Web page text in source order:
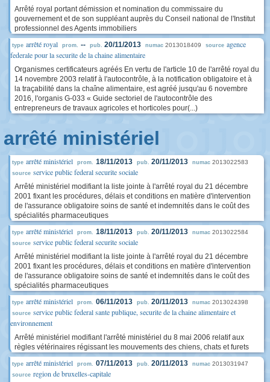
Arrêté royal portant démission et nomination du commissaire du
gouvernement et de son suppléant auprès du Conseil national de l'Institut
professionnel des Agents immobiliers
type arrêté royal prom. -- pub. 20/11/2013 numac 2013018409 source agence
federale pour la securite de la chaine alimentaire
Organismes certificateurs agréés En vertu de l'article 10 de l'arrêté royal du
14 novembre 2003 relatif à l'autocontrôle, à la notification obligatoire et à
la traçabilité dans la chaîne alimentaire, est agréé jusqu'au 6 novembre
2016, l'organis G-033 « Guide sectoriel de l'autocontrôle des
entrepreneurs de travaux agricoles et horticoles pour(...)
arrêté ministériel
type arrêté ministériel prom. 18/11/2013 pub. 20/11/2013 numac 2013022583
source service public federal securite sociale
Arrêté ministériel modifiant la liste jointe à l'arrêté royal du 21 décembre
2001 fixant les procédures, délais et conditions en matière d'intervention
de l'assurance obligatoire soins de santé et indemnités dans le coût des
spécialités pharmaceutiques
type arrêté ministériel prom. 18/11/2013 pub. 20/11/2013 numac 2013022584
source service public federal securite sociale
Arrêté ministériel modifiant la liste jointe à l'arrêté royal du 21 décembre
2001 fixant les procédures, délais et conditions en matière d'intervention
de l'assurance obligatoire soins de santé et indemnités dans le coût des
spécialités pharmaceutiques
type arrêté ministériel prom. 06/11/2013 pub. 20/11/2013 numac 2013024398
source service public federal sante publique, securite de la chaine alimentaire et
environnement
Arrêté ministériel modifiant l'arrêté ministériel du 8 mai 2006 relatif aux
règles vétérinaires régissant les mouvements des chiens, chats et furets
type arrêté ministériel prom. 07/11/2013 pub. 20/11/2013 numac 2013031947
source region de bruxelles-capitale